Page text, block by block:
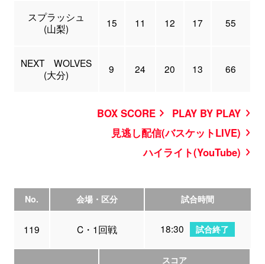
スプラッシュ
(山梨)
15 11 12 17 55
NEXT WOLVES
(大分)
9 24 20 13 66
BOX SCORE
PLAY BY PLAY
見逃し配信(バスケットLIVE)
ハイライト(YouTube)
No. 会場・区分 試合時間
119 C・1回戦 18:30 試合終了
スコア